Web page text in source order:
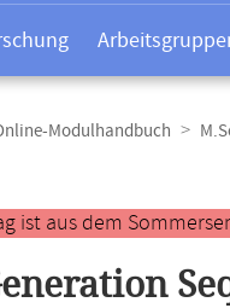
Modulhandbuch
ist aus dem